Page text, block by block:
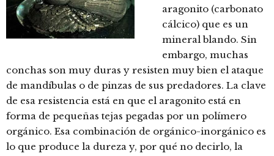
aragonito (carbonato
cálcico) que es un
mineral blando. Sin
embargo, muchas
conchas son muy duras y resisten muy bien el ataque
de mandíbulas o de pinzas de sus predadores. La clave
de esa resistencia está en que el aragonito está en
forma de pequeñas tejas pegadas por un polímero
orgánico. Esa combinación de orgánico-inorgánico es
lo que produce la dureza y, por qué no decirlo, la